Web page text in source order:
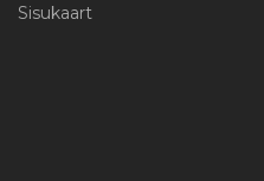
Sisukaart